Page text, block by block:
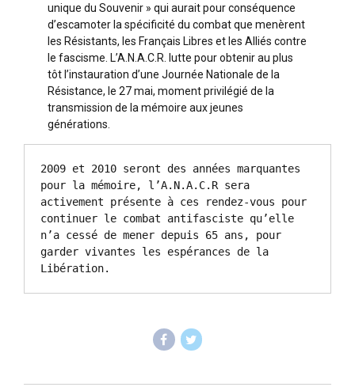
unique du Souvenir » qui aurait pour conséquence
d’escamoter la spécificité du combat que menèrent
les Résistants, les Français Libres et les Alliés contre
le fascisme. L’A.N.A.C.R. lutte pour obtenir au plus
tôt l’instauration d’une Journée Nationale de la
Résistance, le 27 mai, moment privilégié de la
transmission de la mémoire aux jeunes
générations.
2009 et 2010 seront des années marquantes
pour la mémoire, l’A.N.A.C.R sera
activement présente à ces rendez-vous pour
continuer le combat antifasciste qu’elle
n’a cessé de mener depuis 65 ans, pour
garder vivantes les espérances de la
Libération.